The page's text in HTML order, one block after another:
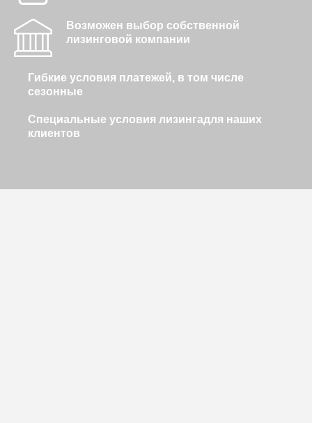
Возможен выбор собственной
лизинговой компании
Гибкие условия платежей, в том числе
сезонные
Специальные условия лизингадля наших
клиентов